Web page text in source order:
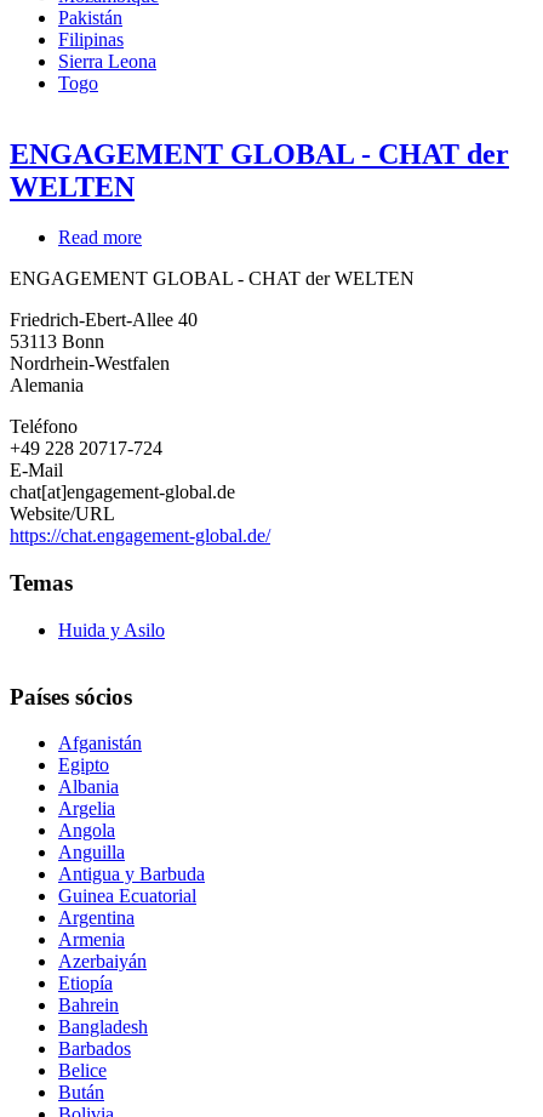
Pakistán
Filipinas
Sierra Leona
Togo
ENGAGEMENT GLOBAL - CHAT der
WELTEN
Read more
GLOBAL
CHAT
WELTEN
ENGAGEMENT GLOBAL - CHAT der WELTEN
Friedrich-Ebert-Allee 40
53113 Bonn
Nordrhein-Westfalen
Alemania
Teléfono
+49 228 20717-724
E-Mail
chat[at]engagement-global.de
Website/URL
https://chat.engagement-global.de/
Temas
Huida y Asilo
Países sócios
Afganistán
Egipto
Albania
Argelia
Angola
Anguilla
Antigua y Barbuda
Guinea Ecuatorial
Argentina
Armenia
Azerbaiyán
Etiopía
Bahrein
Bangladesh
Barbados
Belice
Bután